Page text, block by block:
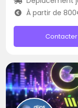
À partir de
Contacter